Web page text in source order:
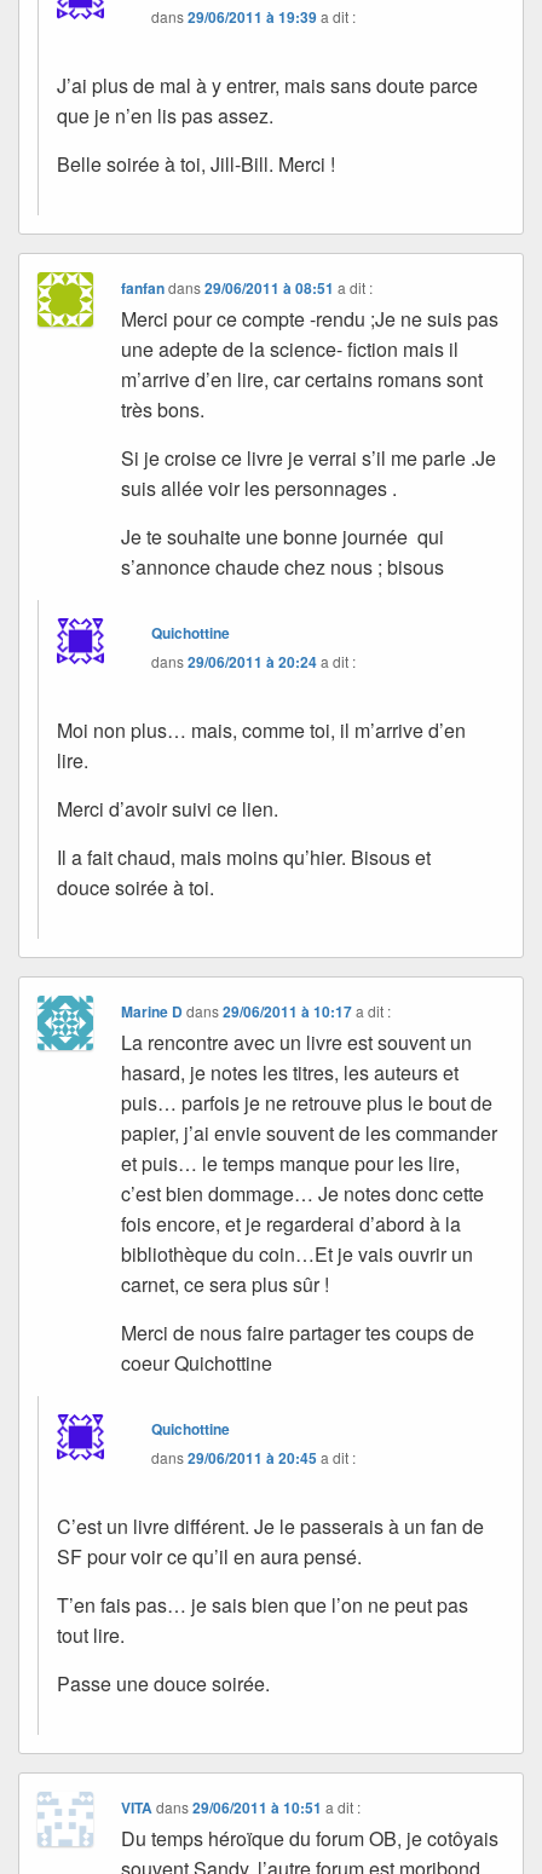
dans29/06/2011 à 19:39a dit :
J’ai plus de mal à y entrer, mais sans doute parce
que je n’en lis pas assez.
Belle soirée à toi, Jill-Bill. Merci !
fanfandans29/06/2011 à 08:51 a dit :
Merci pour ce compte -rendu ;Je ne suis pas
une adepte de la science- fiction mais il
m’arrive d’en lire, car certains romans sont
très bons.
Si je croise ce livre je verrai s’il me parle .Je
suis allée voir les personnages .
Je te souhaite une bonne journée qui
s’annonce chaude chez nous ; bisous
Quichottine
dans29/06/2011 à 20:24a dit :
Moi non plus… mais, comme toi, il m’arrive d’en
lire.
Merci d’avoir suivi ce lien.
Il a fait chaud, mais moins qu’hier. Bisous et
douce soirée à toi.
Marine Ddans29/06/2011 à 10:17 a dit :
La rencontre avec un livre est souvent un
hasard, je notes les titres, les auteurs et
puis… parfois je ne retrouve plus le bout de
papier, j’ai envie souvent de les commander
et puis… le temps manque pour les lire,
c’est bien dommage… Je notes donc cette
fois encore, et je regarderai d’abord à la
bibliothèque du coin…Et je vais ouvrir un
carnet, ce sera plus sûr !
Merci de nous faire partager tes coups de
coeur Quichottine
Quichottine
dans29/06/2011 à 20:45a dit :
C’est un livre différent. Je le passerais à un fan de
SF pour voir ce qu’il en aura pensé.
T’en fais pas… je sais bien que l’on ne peut pas
tout lire.
Passe une douce soirée.
VITA dans29/06/2011 à 10:51 a dit :
Du temps héroïque du forum OB, je cotôyais
souvent Sandy, l’autre forum est moribond,